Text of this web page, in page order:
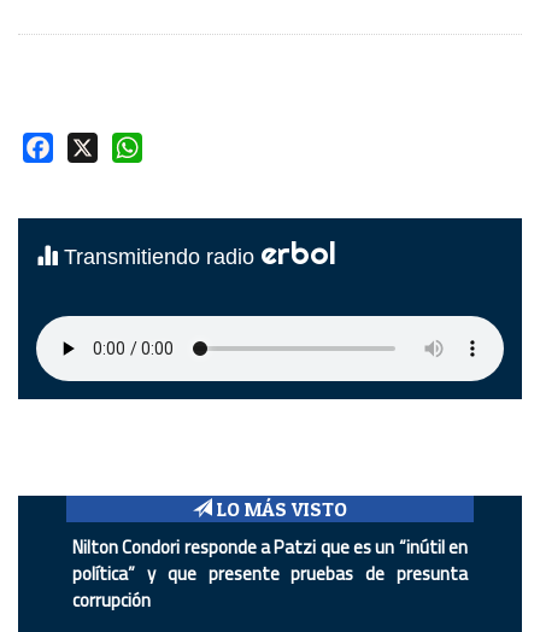
Facebook
Transmitiendo radio erbol
LO MÁS VISTO
Nilton Condori responde a Patzi que es un “inútil en
política” y que presente pruebas de presunta
corrupción